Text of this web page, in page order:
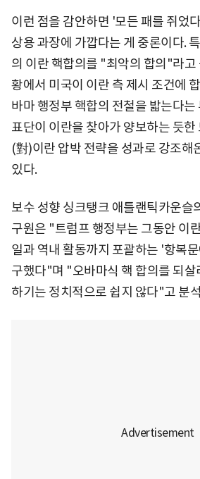
이런 점을 감안하면 '모든 패를 쥐었
상용 과장에 가깝다는 게 중론이다.
의 이란 핵합의를 "최악의 합의"라고
황에서 미국이 이란 측 제시 조건에
바마 행정부 핵합의 전철을 밟는다는
표단이 이란을 찾아가 양보하는 듯한
(對)이란 압박 전략을 성과로 강조해
있다.
보수 성향 싱크탱크 애틀랜틱카운슬
구원은 "트럼프 행정부는 그동안 이
일과 역내 활동까지 포괄하는 '항복
구했다"며 "오바마식 핵 합의를 되살
하기는 정치적으로 쉽지 않다"고 분